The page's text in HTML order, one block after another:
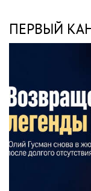
ПЕРВЫЙ